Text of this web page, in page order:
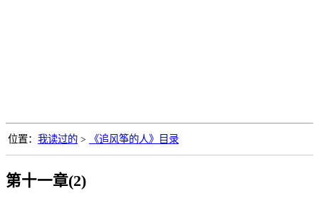
位置： 我读过的 > 《追风筝的人》目录
第十一章(2)